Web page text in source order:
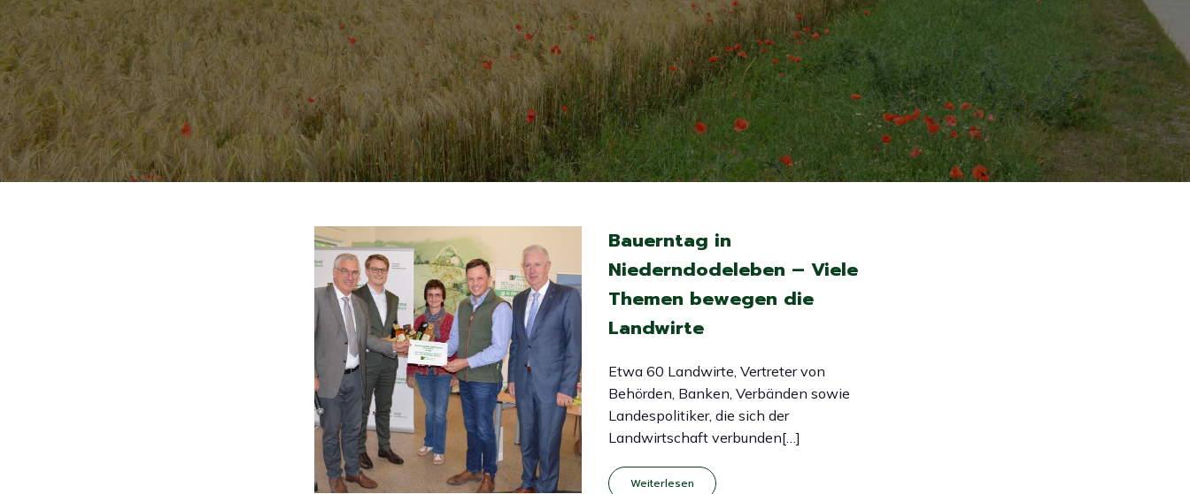
Bauerntag in
Niederndodeleben – Viele
Themen bewegen die
Landwirte
Etwa 60 Landwirte, Vertreter von
Behörden, Banken, Verbänden sowie
Landespolitiker, die sich der
Landwirtschaft verbunden[…]
Weiterlesen